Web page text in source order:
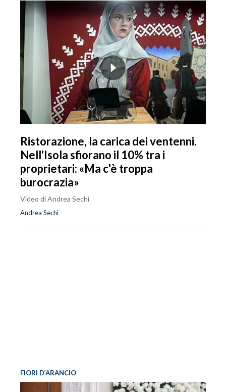
Ristorazione, la carica dei ventenni.
Nell'Isola sfiorano il 10% tra i
proprietari: «Ma c'è troppa
burocrazia»
Video di Andrea Sechi
Andrea Sechi
FIORI D’ARANCIO